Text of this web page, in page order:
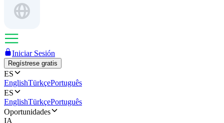
Iniciar Sesión
Regístrese gratis
ES
EnglishTürkçePortuguês
ES
EnglishTürkçePortuguês
Oportunidades
IA